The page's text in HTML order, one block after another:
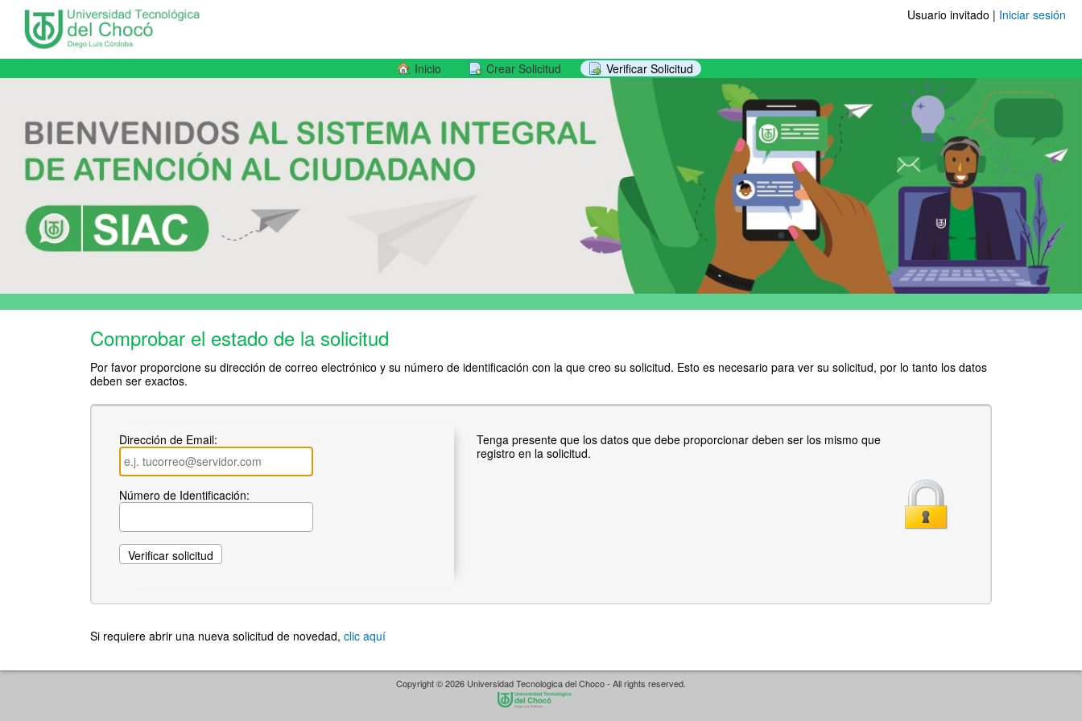
Usuario invitado | Iniciar sesión
Inicio Crear Solicitud Verificar Solicitud
Comprobar el estado de la solicitud
Por favor proporcione su dirección de correo electrónico y su número de identificación con la que creo su solicitud. Esto es necesario para ver su solicitud, por lo tanto los datos
deben ser exactos.
Dirección de Email:
Número de Identificación:
Tenga presente que los datos que debe proporcionar deben ser los mismo que
registro en la solicitud.
Si requiere abrir una nueva solicitud de novedad, clic aquí
Copyright © 2026 Universidad Tecnologica del Choco - All rights reserved.